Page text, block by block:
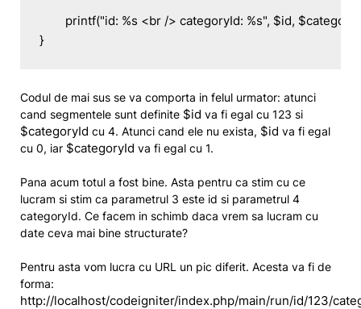
}
Codul de mai sus se va comporta in felul urmator: atunci
cand segmentele sunt definite $id va fi egal cu 123 si
$categoryId cu 4. Atunci cand ele nu exista, $id va fi egal
cu 0, iar $categoryId va fi egal cu 1.
Pana acum totul a fost bine. Asta pentru ca stim cu ce
lucram si stim ca parametrul 3 este id si parametrul 4
categoryId. Ce facem in schimb daca vrem sa lucram cu
date ceva mai bine structurate?
Pentru asta vom lucra cu URL un pic diferit. Acesta va fi de
forma:
http://localhost/codeigniter/index.php/main/run/id/123/